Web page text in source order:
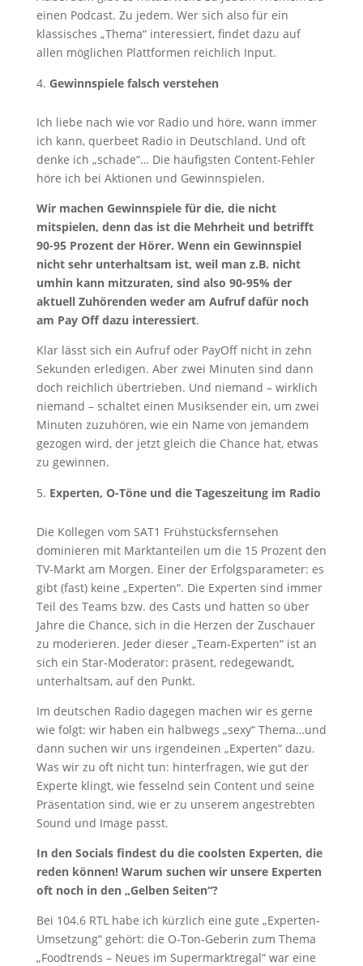
einen Podcast. Zu jedem. Wer sich also für ein
klassisches „Thema“ interessiert, findet dazu auf
allen möglichen Plattformen reichlich Input.
Gewinnspiele falsch verstehen
Ich liebe nach wie vor Radio und höre, wann immer
ich kann, querbeet Radio in Deutschland. Und oft
denke ich „schade“… Die häufigsten Content-Fehler
höre ich bei Aktionen und Gewinnspielen.
Wir machen Gewinnspiele für die, die nicht
mitspielen, denn das ist die Mehrheit und betrifft
90-95 Prozent der Hörer. Wenn ein Gewinnspiel
nicht sehr unterhaltsam ist, weil man z.B. nicht
umhin kann mitzuraten, sind also 90-95% der
aktuell Zuhörenden weder am Aufruf dafür noch
am Pay Off dazu interessiert.
Klar lässt sich ein Aufruf oder PayOff nicht in zehn
Sekunden erledigen. Aber zwei Minuten sind dann
doch reichlich übertrieben. Und niemand – wirklich
niemand – schaltet einen Musiksender ein, um zwei
Minuten zuzuhören, wie ein Name von jemandem
gezogen wird, der jetzt gleich die Chance hat, etwas
zu gewinnen.
Experten, O-Töne und die Tageszeitung im Radio
Die Kollegen vom SAT1 Frühstücksfernsehen
dominieren mit Marktanteilen um die 15 Prozent den
TV-Markt am Morgen. Einer der Erfolgsparameter: es
gibt (fast) keine „Experten“. Die Experten sind immer
Teil des Teams bzw. des Casts und hatten so über
Jahre die Chance, sich in die Herzen der Zuschauer
zu moderieren. Jeder dieser „Team-Experten“ ist an
sich ein Star-Moderator: präsent, redegewandt,
unterhaltsam, auf den Punkt.
Im deutschen Radio dagegen machen wir es gerne
wie folgt: wir haben ein halbwegs „sexy“ Thema…und
dann suchen wir uns irgendeinen „Experten“ dazu.
Was wir zu oft nicht tun: hinterfragen, wie gut der
Experte klingt, wie fesselnd sein Content und seine
Präsentation sind, wie er zu unserem angestrebten
Sound und Image passt.
In den Socials findest du die coolsten Experten, die
reden können! Warum suchen wir unsere Experten
oft noch in den „Gelben Seiten“?
Bei 104.6 RTL habe ich kürzlich eine gute „Experten-
Umsetzung“ gehört: die O-Ton-Geberin zum Thema
„Foodtrends – Neues im Supermarktregal“ war eine